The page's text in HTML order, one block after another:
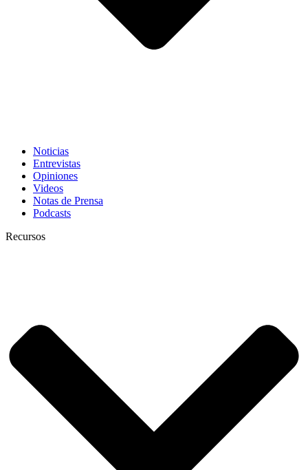
Noticias
Entrevistas
Opiniones
Videos
Notas de Prensa
Podcasts
Recursos